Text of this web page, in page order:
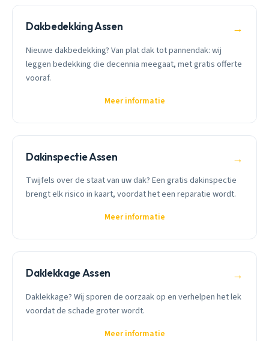
Dakbedekking Assen →
Nieuwe dakbedekking? Van plat dak tot pannendak: wij
leggen bedekking die decennia meegaat, met gratis offerte
vooraf.
Meer informatie
Dakinspectie Assen →
Twijfels over de staat van uw dak? Een gratis dakinspectie
brengt elk risico in kaart, voordat het een reparatie wordt.
Meer informatie
Daklekkage Assen →
Daklekkage? Wij sporen de oorzaak op en verhelpen het lek
voordat de schade groter wordt.
Meer informatie